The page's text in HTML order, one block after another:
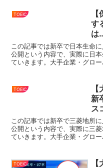
TOEIC
す
は
この記事では新卒で日本生命
公開という内容で、実際に日
ていきます。大手企業・グロ
TOEIC
新
ス
この記事では新卒で三菱地所
公開という内容で、実際に三
ていきます。大手企業・グロ
TOEIC